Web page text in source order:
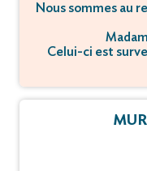
Nous sommes au
Celui-ci est